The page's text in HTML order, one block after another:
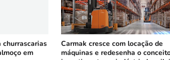
churrascarias
em
Carmak cresce com locação de
máquinas e redesenha o